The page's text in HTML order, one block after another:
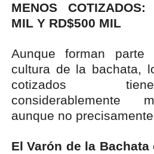
MENOS
MIL Y RD$500 MIL
Aunque forman
cultura de la bachata,
cotizados
considerablemente
aunque no precisamente
El Varón de la Bachata